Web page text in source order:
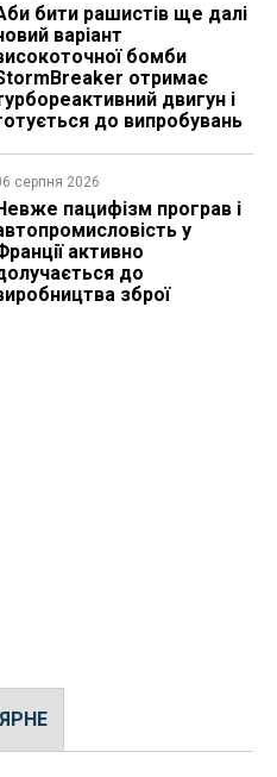
бити рашистів ще далі
варіант
бомби
отримає
двигун і
до випробувань
серпня 2026
пацифізм програв і
у
активно
до
зброї